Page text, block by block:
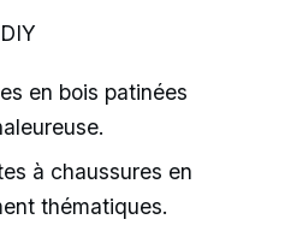
en bois patinées
à chaussures en
thématiques.